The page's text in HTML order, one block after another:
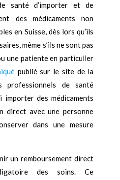
santé d’importer et de
des médicaments non
en Suisse, dès lors qu’ils
même s’ils ne sont pas
une patiente en particulier
publié sur le site de la
professionnels de santé
importer des médicaments
direct avec une personne
dans une mesure
un remboursement direct
des soins. Ce